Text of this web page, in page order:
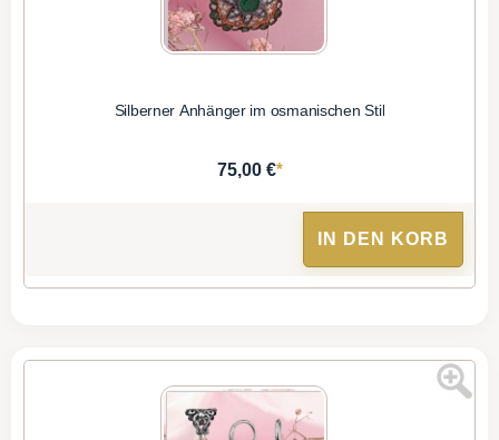
Silberner Anhänger im osmanischen Stil
75,00 €*
IN DEN KORB